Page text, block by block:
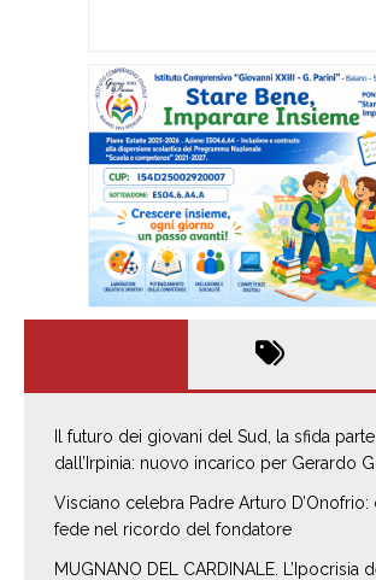
Il futuro dei giovani del Sud, la sfida
dall’Irpinia: nuovo incarico per Gerardo
Visciano celebra Padre Arturo
fede nel ricordo del fondatore
MUGNANO DEL CARDINALE. L’Ipocrisia